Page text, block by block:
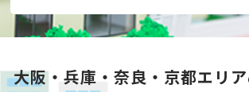
大阪・兵庫・奈良・京都エリア